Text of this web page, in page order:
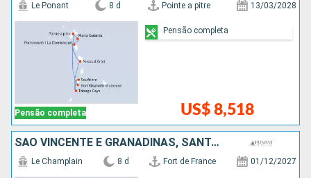
Pensão completa
Le Ponant 8 d Pointe a pitre 13/03/2028
US$ 8,518
Pensão completa
SÃO VINCENTE E GRANADINAS, SANTA LUCIA
Le Champlain 8 d Fort de France 01/12/2027